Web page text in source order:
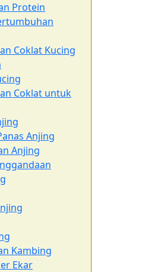
Protein
Coklat Kucing
Coklat untuk
Anjing
Anjing
Kambing
Ekar